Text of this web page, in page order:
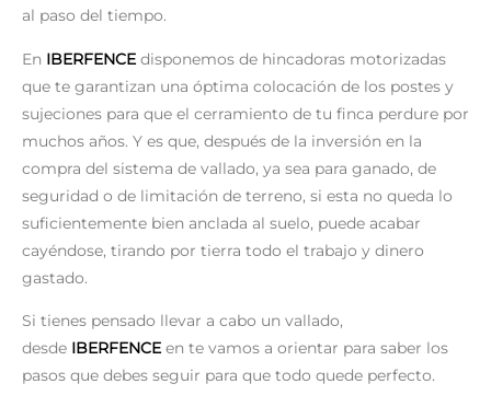
al paso del tiempo.
En IBERFENCEdisponemos de hincadoras motorizadas
que te garantizan una óptima colocación de los postes y
sujeciones para que el cerramiento de tu finca perdure por
muchos años. Y es que, después de la inversión en la
compra del sistema de vallado, ya sea para ganado, de
seguridad o de limitación de terreno, si esta no queda lo
suficientemente bien anclada al suelo, puede acabar
cayéndose, tirando por tierra todo el trabajo y dinero
gastado.
Si tienes pensado llevar a cabo un vallado,
desde IBERFENCEen te vamos a orientar para saber los
pasos que debes seguir para que todo quede perfecto.